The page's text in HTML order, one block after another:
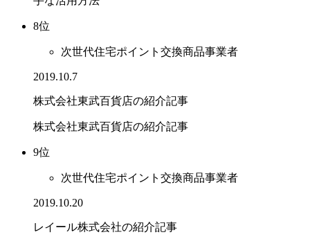
8位
次世代住宅ポイント交換商品事業者
2019.10.7
株式会社東武百貨店の紹介記事
株式会社東武百貨店の紹介記事
9位
次世代住宅ポイント交換商品事業者
2019.10.20
レイール株式会社の紹介記事